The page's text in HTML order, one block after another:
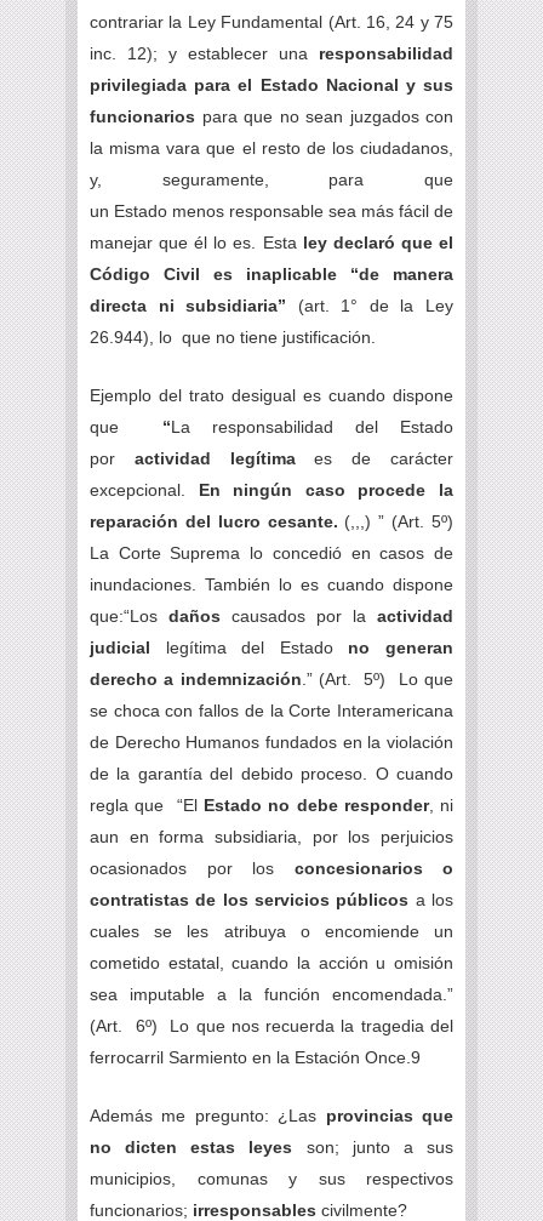
contrariar la Ley Fundamental (Art. 16, 24 y 75
inc. 12); y establecer una responsabilidad
privilegiada para el Estado Nacional y sus
funcionarios para que no sean juzgados con
la misma vara que el resto de los ciudadanos,
y, seguramente, para que
un Estado menos responsable sea más fácil de
manejar que él lo es. Esta ley declaró que el
Código Civil es inaplicable “de manera
directa ni subsidiaria” (art. 1° de la Ley
26.944), lo que no tiene justificación.
Ejemplo del trato desigual es cuando dispone
que “La responsabilidad del Estado
por actividad legítimaes de carácter
excepcional. En ningún caso procede la
reparación del lucro cesante. (,,,) ” (Art. 5º)
La Corte Suprema lo concedió en casos de
inundaciones. También lo es cuando dispone
que:“Los daños causados por la actividad
judicial legítima del Estado no generan
derecho a indemnización .” (Art. 5º) Lo que
se choca con fallos de la Corte Interamericana
de Derecho Humanos fundados en la violación
de la garantía del debido proceso. O cuando
regla que “El Estado no debe responder, ni
aun en forma subsidiaria, por los perjuicios
ocasionados por los concesionarios o
contratistas de los servicios públicos a los
cuales se les atribuya o encomiende un
cometido estatal, cuando la acción u omisión
sea imputable a la función encomendada.”
(Art. 6º) Lo que nos recuerda la tragedia del
ferrocarril Sarmiento en la Estación Once.9
Además me pregunto: ¿Las provincias que
no dicten estas leyes son; junto a sus
municipios, comunas y sus respectivos
funcionarios; irresponsables civilmente?